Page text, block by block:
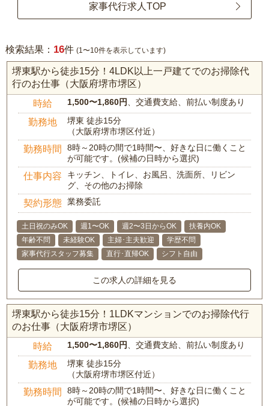
家事代行求人TOP
検索結果： 16件 (1〜10件を表示しています)
堺東駅から徒歩15分！4LDK以上一戸建てでのお掃除代
行のお仕事（大阪府堺市堺区）
時給 1,500〜1,860円、交通費支給、前払い制度あり
勤務地
堺東 徒歩15分
（大阪府堺市堺区付近）
勤務時間
8時～20時の間で1時間〜、好きな日に働くこと
が可能です。(候補の日時から選択)
仕事内容
キッチン、トイレ、お風呂、洗面所、リビン
グ、その他のお掃除
契約形態 業務委託
土日祝のみOK 週1〜OK 週2〜3日からOK
扶養内OK
年齢不問
未経験OK 主婦･主夫歓迎
学歴不問
家事代行スタッフ募集
直行･直帰OK シフト自由
この求人の詳細を見る
堺東駅から徒歩15分！1LDKマンションでのお掃除代行
のお仕事（大阪府堺市堺区）
時給 1,500〜1,860円、交通費支給、前払い制度あり
勤務地
堺東 徒歩15分
（大阪府堺市堺区付近）
勤務時間
8時～20時の間で1時間〜、好きな日に働くこと
が可能です。(候補の日時から選択)